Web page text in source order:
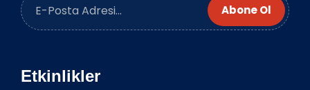
Abone Ol
Etkinlikler